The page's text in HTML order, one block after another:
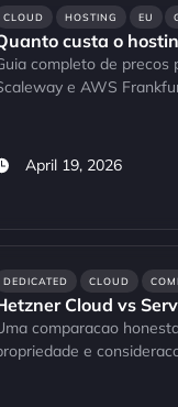
CLOUD HOSTING EU
custa o
completo de precos
e AWS
April 19, 2026
DEDICATED CLOUD
Cloud vs
comparacao
e